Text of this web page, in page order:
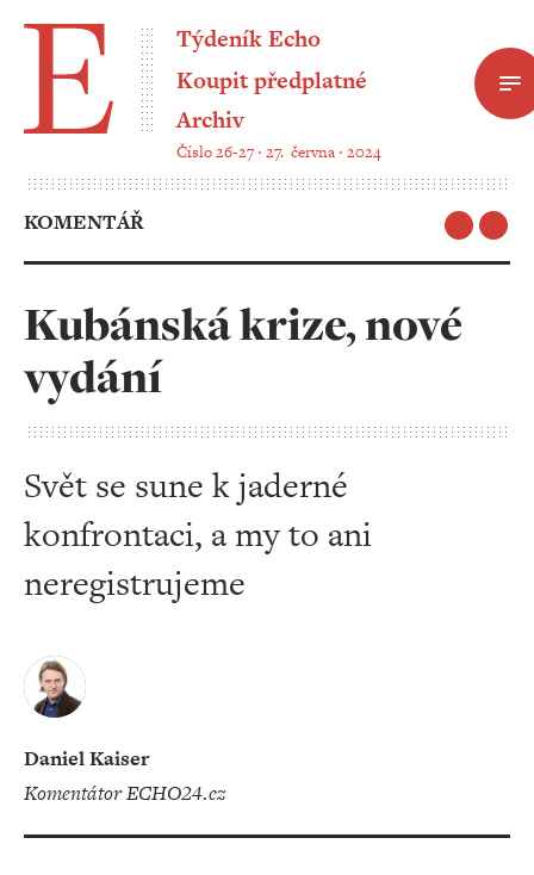
Týdeník Echo
Koupit předplatné
Archiv
Číslo 26-27 ‧ 27. června ‧ 2024
KOMENTÁŘ
Kubánská krize, nové
vydání
Svět se sune k jaderné
konfrontaci, a my to ani
neregistrujeme
Daniel Kaiser
komentátor ECHO24.cz